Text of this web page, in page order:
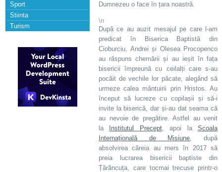
Sport
Stiinta
Turism
Dumnezeu o face în țara noastră.
\n
După ce au auzit mesajul pe care l-am
predicat în Biserica Baptistă din
Cioburciu, Andrei și Olesea Procopenco
au răspuns chemării și au ieșit în fața
bisericii împreună cu ceilalți care s-au
pocăit de vechile lor păcate, alegând să
urmeze calea mântuirii prin Hristos. Au
început să lucreze cu copilașii și să-i
invite la biserică, dar și-au dat seama că
au nevoie de pregătire. Astfel au venit
la
Institutul Precept, apoi laȘcoala
Internațională de Misiune, după
absolvirea căreia au mers în 2017 să
preia lucrarea bisericii baptiste din
Țărăncuța, care tocmai trecuse printr-o